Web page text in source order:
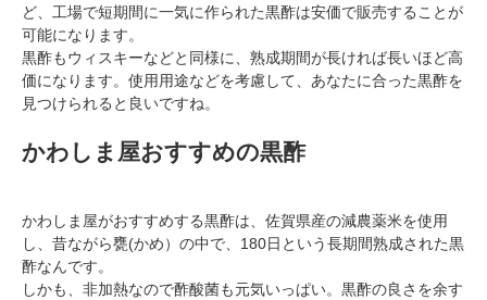
ど、工場で短期間に一気に作られた黒酢は安価で販売することが
可能になります。
黒酢もウィスキーなどと同様に、熟成期間が長ければ長いほど高
価になります。使用用途などを考慮して、あなたに合った黒酢を
見つけられると良いですね。
かわしま屋おすすめの黒酢
かわしま屋がおすすめする黒酢は、佐賀県産の減農薬米を使用
し、昔ながら甕(かめ）の中で、180日という長期間熟成された黒
酢なんです。
しかも、非加熱なので酢酸菌も元気いっぱい。黒酢の良さを余す